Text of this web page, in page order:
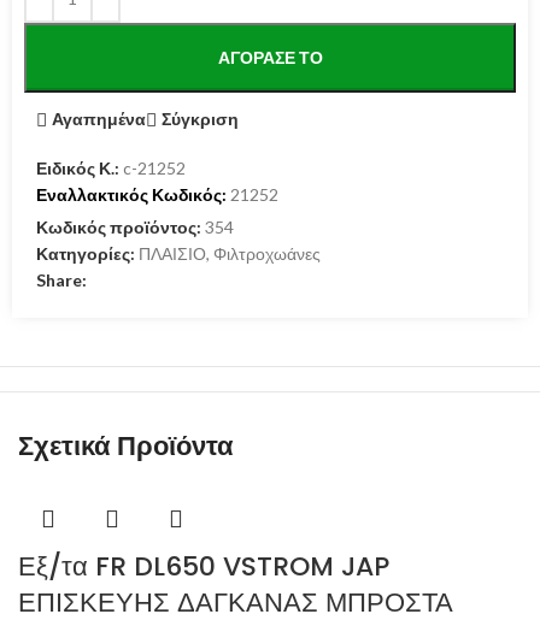
ΑΓΌΡΑΣΕ ΤΟ
Αγαπημένα Σύγκριση
Ειδικός Κ.: c-21252
Εναλλακτικός Κωδικός: 21252
Κωδικός προϊόντος: 354
Κατηγορίες: ΠΛΑΙΣΙΟ, Φιλτροχωάνες
Share:
Σχετικά Προϊόντα
Εξ/τα FR DL650 VSTROM JAP
ΕΠΙΣΚΕΥΗΣ ΔΑΓΚΑΝΑΣ ΜΠΡΟΣΤΑ